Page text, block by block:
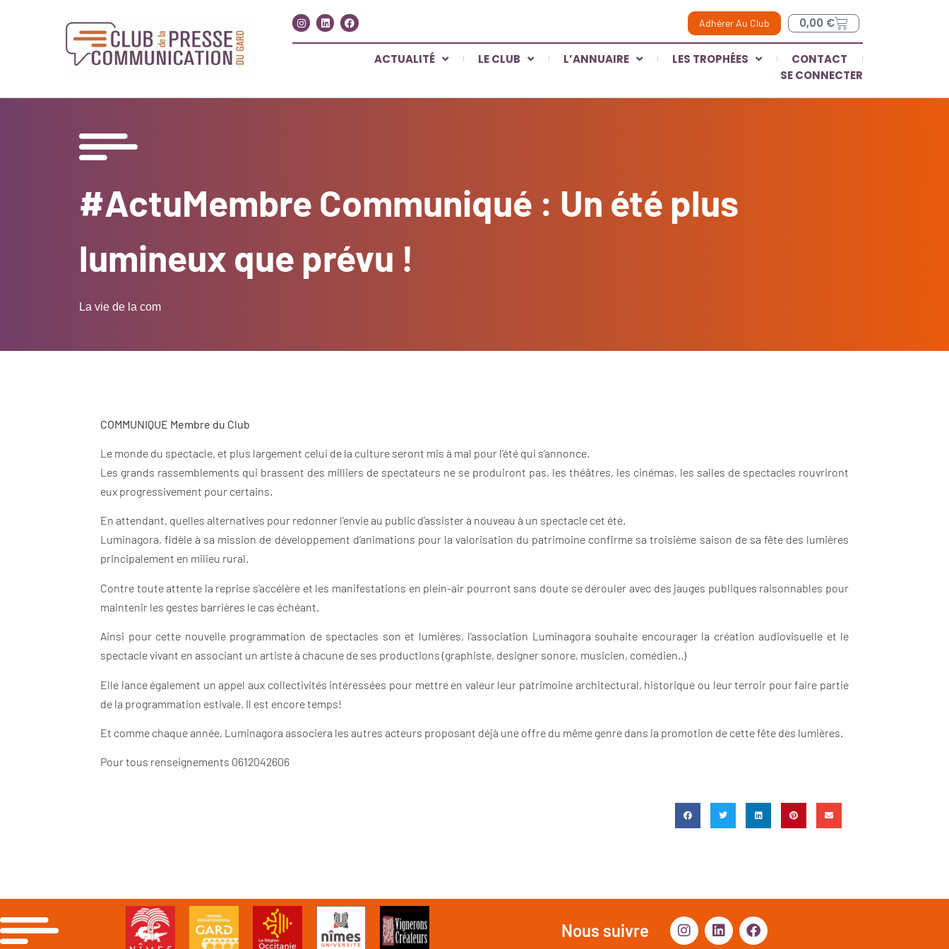
Adhérer Au Club 0,00 €
ACTUALITÉ LE CLUB L’ANNUAIRE LES TROPHÉES
CONTACT
SE CONNECTER
#ActuMembre Communiqué : Un été plus
lumineux que prévu !
La vie de la com
COMMUNIQUE Membre du Club
Le monde du spectacle, et plus largement celui de la culture seront mis à mal pour l’été qui s’annonce.
Les grands rassemblements qui brassent des milliers de spectateurs ne se produiront pas, les théâtres, les cinémas, les salles de spectacles rouvriront
eux progressivement pour certains.
En attendant, quelles alternatives pour redonner l’envie au public d’assister à nouveau à un spectacle cet été.
Luminagora, fidèle à sa mission de développement d’animations pour la valorisation du patrimoine confirme sa troisième saison de sa fête des lumières
principalement en milieu rural.
Contre toute attente la reprise s’accélère et les manifestations en plein-air pourront sans doute se dérouler avec des jauges publiques raisonnables pour
maintenir les gestes barrières le cas échéant.
Ainsi pour cette nouvelle programmation de spectacles son et lumières, l’association Luminagora souhaite encourager la création audiovisuelle et le
spectacle vivant en associant un artiste à chacune de ses productions (graphiste, designer sonore, musicien, comédien..)
Elle lance également un appel aux collectivités intéressées pour mettre en valeur leur patrimoine architectural, historique ou leur terroir pour faire partie
de la programmation estivale. Il est encore temps!
Et comme chaque année, Luminagora associera les autres acteurs proposant déjà une offre du même genre dans la promotion de cette fête des lumières.
Pour tous renseignements 0612042606
Nous suivre